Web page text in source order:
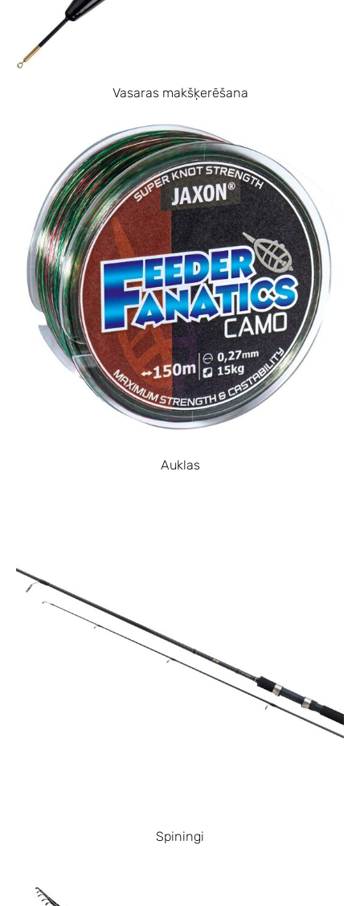
Vasaras makšķerēšana
Auklas
Spiningi